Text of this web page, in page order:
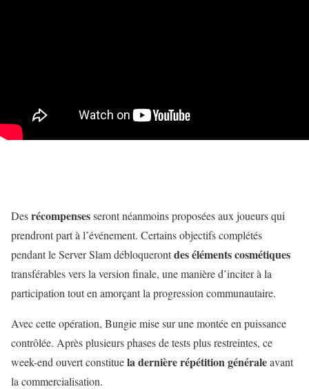
Desrécompensesseront néanmoins proposées aux joueurs qui
prendront part à l’événement. Certains objectifs complétés
pendant le Server Slam débloquerontdes éléments cosmétiques
transférables vers la version finale, une manière d’inciter à la
participation tout en amorçant la progression communautaire.
Avec cette opération, Bungie mise sur une montée en puissance
contrôlée. Après plusieurs phases de tests plus restreintes, ce
week-end ouvert constituela dernière répétition généraleavant
la commercialisation.